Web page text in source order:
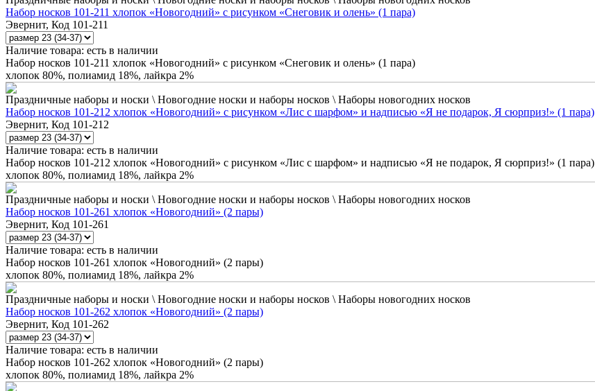
Набор носков 101-211 хлопок «Новогодний» с рисунком «Снеговик и олень» (1 пара)
Эвернит, Код 101-211
Наличие товара: есть в наличии
Набор носков 101-211 хлопок «Новогодний» с рисунком «Снеговик и олень» (1 пара)
хлопок 80%, полиамид 18%, лайкра 2%
Праздничные наборы и носки \ Новогодние носки и наборы носков \ Наборы новогодних носков
Набор носков 101-212 хлопок «Новогодний» с рисунком «Лис с шарфом» и надписью «Я не подарок, Я сюрприз!» (1 пара)
Эвернит, Код 101-212
Наличие товара: есть в наличии
Набор носков 101-212 хлопок «Новогодний» с рисунком «Лис с шарфом» и надписью «Я не подарок, Я сюрприз!» (1 пара)
хлопок 80%, полиамид 18%, лайкра 2%
Праздничные наборы и носки \ Новогодние носки и наборы носков \ Наборы новогодних носков
Набор носков 101-261 хлопок «Новогодний» (2 пары)
Эвернит, Код 101-261
Наличие товара: есть в наличии
Набор носков 101-261 хлопок «Новогодний» (2 пары)
хлопок 80%, полиамид 18%, лайкра 2%
Праздничные наборы и носки \ Новогодние носки и наборы носков \ Наборы новогодних носков
Набор носков 101-262 хлопок «Новогодний» (2 пары)
Эвернит, Код 101-262
Наличие товара: есть в наличии
Набор носков 101-262 хлопок «Новогодний» (2 пары)
хлопок 80%, полиамид 18%, лайкра 2%